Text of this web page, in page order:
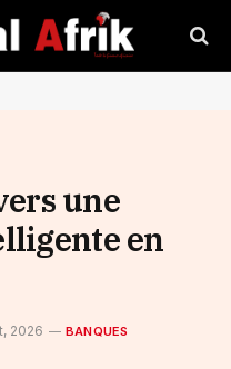
une
en
2026 BANQUES